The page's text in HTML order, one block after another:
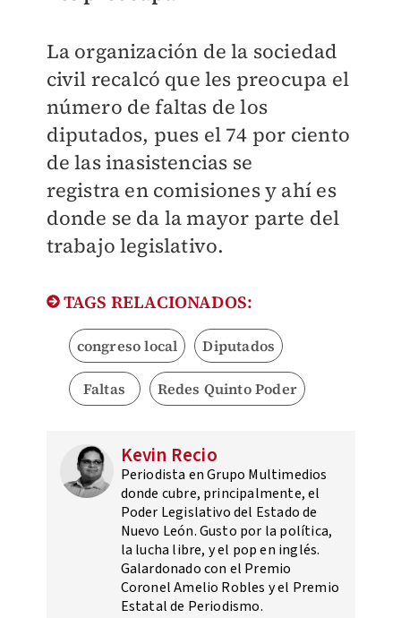
La organización de la sociedad
civil recalcó que les preocupa el
número de faltas de los
diputados, pues el 74 por ciento
de las inasistencias se
registra en comisiones y ahí es
donde se da la mayor parte del
trabajo legislativo.
TAGS RELACIONADOS:
congreso local Diputados
Faltas Redes Quinto Poder
Kevin Recio
Periodista en Grupo Multimedios
donde cubre, principalmente, el
Poder Legislativo del Estado de
Nuevo León. Gusto por la política,
la lucha libre, y el pop en inglés.
Galardonado con el Premio
Coronel Amelio Robles y el Premio
Estatal de Periodismo.